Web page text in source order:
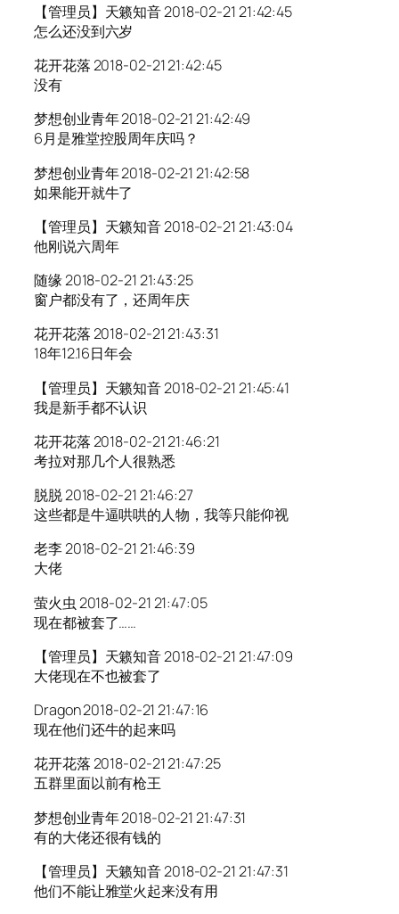
【管理员】天籁知音 2018-02-21 21:42:45
怎么还没到六岁
花开花落 2018-02-21 21:42:45
没有
梦想创业青年 2018-02-21 21:42:49
6月是雅堂控股周年庆吗？
梦想创业青年 2018-02-21 21:42:58
如果能开就牛了
【管理员】天籁知音 2018-02-21 21:43:04
他刚说六周年
随缘 2018-02-21 21:43:25
窗户都没有了，还周年庆
花开花落 2018-02-21 21:43:31
18年12.16日年会
【管理员】天籁知音 2018-02-21 21:45:41
我是新手都不认识
花开花落 2018-02-21 21:46:21
考拉对那几个人很熟悉
脱脱 2018-02-21 21:46:27
这些都是牛逼哄哄的人物，我等只能仰视
老李 2018-02-21 21:46:39
大佬
萤火虫 2018-02-21 21:47:05
现在都被套了……
【管理员】天籁知音 2018-02-21 21:47:09
大佬现在不也被套了
Dragon 2018-02-21 21:47:16
现在他们还牛的起来吗
花开花落 2018-02-21 21:47:25
五群里面以前有枪王
梦想创业青年 2018-02-21 21:47:31
有的大佬还很有钱的
【管理员】天籁知音 2018-02-21 21:47:31
他们不能让雅堂火起来没有用